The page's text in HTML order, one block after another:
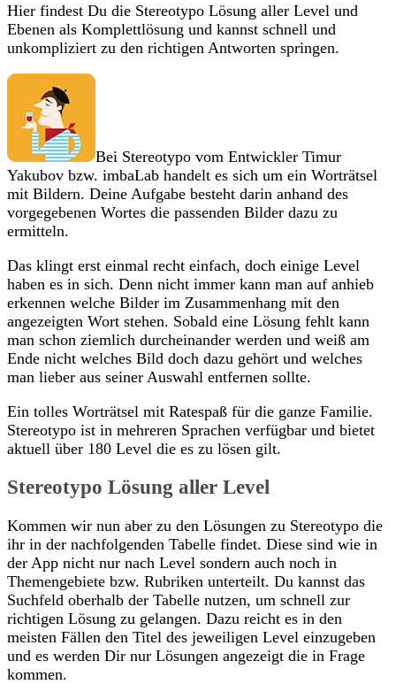
Hier findest Du die Stereotypo Lösung aller Level und
Ebenen als Komplettlösung und kannst schnell und
unkompliziert zu den richtigen Antworten springen.
Bei Stereotypo vom Entwickler Timur
Yakubov bzw. imbaLab handelt es sich um ein Worträtsel
mit Bildern. Deine Aufgabe besteht darin anhand des
vorgegebenen Wortes die passenden Bilder dazu zu
ermitteln.
Das klingt erst einmal recht einfach, doch einige Level
haben es in sich. Denn nicht immer kann man auf anhieb
erkennen welche Bilder im Zusammenhang mit den
angezeigten Wort stehen. Sobald eine Lösung fehlt kann
man schon ziemlich durcheinander werden und weiß am
Ende nicht welches Bild doch dazu gehört und welches
man lieber aus seiner Auswahl entfernen sollte.
Ein tolles Worträtsel mit Ratespaß für die ganze Familie.
Stereotypo ist in mehreren Sprachen verfügbar und bietet
aktuell über 180 Level die es zu lösen gilt.
Stereotypo Lösung aller Level
Kommen wir nun aber zu den Lösungen zu Stereotypo die
ihr in der nachfolgenden Tabelle findet. Diese sind wie in
der App nicht nur nach Level sondern auch noch in
Themengebiete bzw. Rubriken unterteilt. Du kannst das
Suchfeld oberhalb der Tabelle nutzen, um schnell zur
richtigen Lösung zu gelangen. Dazu reicht es in den
meisten Fällen den Titel des jeweiligen Level einzugeben
und es werden Dir nur Lösungen angezeigt die in Frage
kommen.